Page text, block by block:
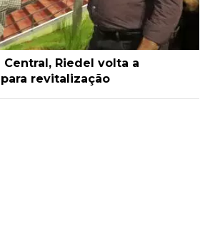
Central, Riedel volta a
revitalização